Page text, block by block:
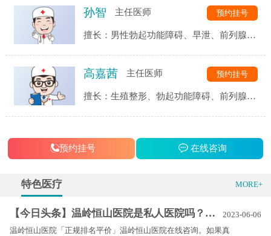
孙智 主任医师
擅长：男性勃起功能障碍、早泄、前列腺疾
预约挂号
高嘉茜 主任医师
擅长：生殖整形、勃起功能障碍、前列腺疾
预约挂号
预约挂号 在线咨询
特色医疗 MORE+
2023-06-06
【今日头条】温岭恒山医院是私人医院吗？「正规排名平价」温岭恒山医院在线咨询
温岭恒山医院「正规排名平价」温岭恒山医院在线咨询。如果真